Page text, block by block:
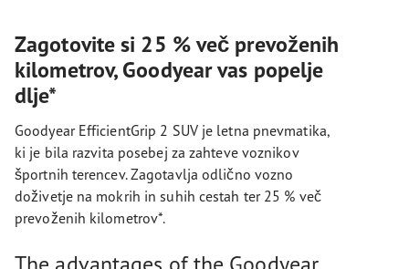
Zagotovite si 25 % več prevoženih
kilometrov, Goodyear vas popelje
dlje*
Goodyear EfficientGrip 2 SUV je letna pnevmatika,
ki je bila razvita posebej za zahteve voznikov
športnih terencev. Zagotavlja odlično vozno
doživetje na mokrih in suhih cestah ter 25 % več
prevoženih kilometrov*.
The advantages of the Goodyear